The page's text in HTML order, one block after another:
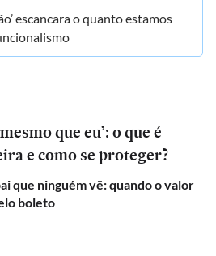
escancara o quanto estamos
que eu’: o que é
e como se proteger?
que ninguém vê: quando o valor
boleto